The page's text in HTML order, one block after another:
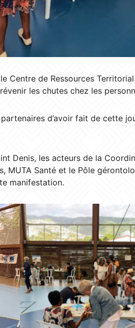
Centre de Ressources
les chutes chez les
d’avoir fait de cette
Denis, les acteurs de la
MUTA Santé et le Pôle
manifestation.